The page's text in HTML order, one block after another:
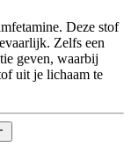
Deze stof
Zelfs een
geven, waarbij
uit je lichaam te